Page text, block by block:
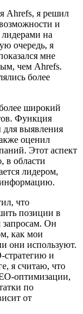
Ahrefs, я решил
и
на
очередь, я
мне
чем Ahrefs.
более
широкий
Функция
для выявления
оценил
Этот аспект
в области
лидером,
информацию.
что
позиции в
Он
как мои
они используют.
стратегию и
я считаю, что
оптимизации,
по
от